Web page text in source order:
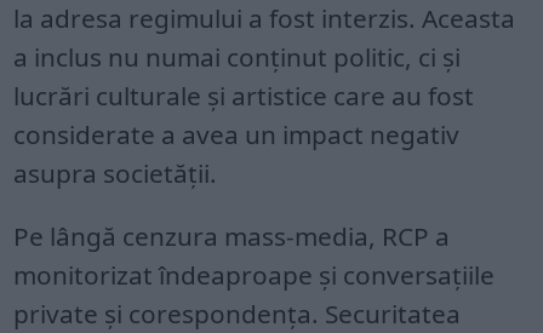
la adresa regimului a fost interzis. Aceasta
a inclus nu numai conținut politic, ci și
lucrări culturale și artistice care au fost
considerate a avea un impact negativ
asupra societății.
Pe lângă cenzura mass-media, RCP a
monitorizat îndeaproape și conversațiile
private și corespondența. Securitatea